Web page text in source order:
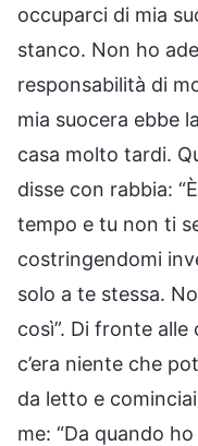
occuparci di mia
stanco. Non ho
responsabilità di
mia suocera ebbe
casa molto tardi.
disse con rabbia:
tempo e tu non ti
costringendomi
solo a te stessa.
così”. Di fronte
c’era niente che
da letto e
me: “Da quando